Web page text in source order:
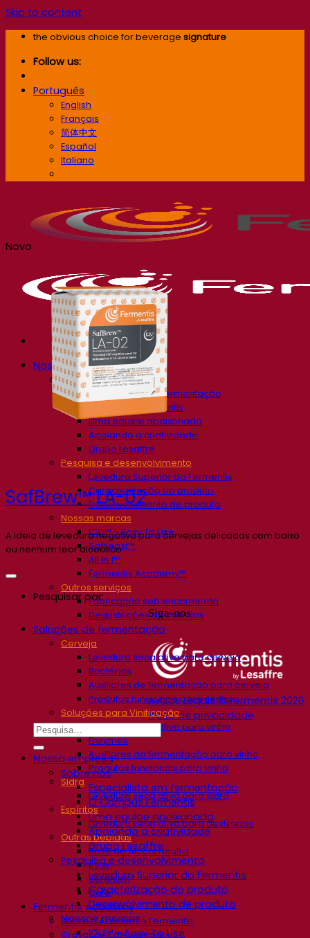
Skip to content
the obvious choice for beverage signature
Follow us:
Português
English
Français
简体中文
Español
Italiano
Nossa empresa
Sobre nós
Especialista em fermentação
O Campus Fermentis
Uma equipe apaixonada
Apoiando a criatividade
Grupo Lesaffre
Pesquisa e desenvolvimento
Levedura Superior da Fermentis
Caracterização do produto
Desenvolvimento de produto
Nossas marcas
E2U™ – Easy To Use
SafYeast™
All In 1™
Fermentis Academy™
Outros serviços
Fabricação sob encomenda
Degustações de bebidas
Soluções de fermentação
Cerveja
Levedura seca ativa para cerveja
Bactérias
Auxiliares de fermentação para cerveja
Produtos funcionais para cerveja
Soluções para Vinificação
Levedura seca ativa para vinho
Enzymes
Auxiliares de fermentação para vinho
Produtos funcionais para vinho
Sidra
Levedura seca ativa para sidra
Espíritos
Levedura seca ativa para destilados
Outras bebidas
Base de Álcool Neutro
Kvas
Sorghum
Café
Fermentis Academy
Sobre a Academia Fermentis
Gravações de webinars
Novo
SafBrew™ LA-02
A ideia de levedura negativa para cervejas delicadas com baixo
ou nenhum teor alcoólico.
Siga-nos
Avisos Legais © Fermentis 2026
Aviso de privacidade
Pesquisar por:
Nossa empresa
Sobre nós
Especialista em fermentação
O Campus Fermentis
Uma equipe apaixonada
Apoiando a criatividade
Grupo Lesaffre
Pesquisa e desenvolvimento
Levedura Superior da Fermentis
Caracterização do produto
Desenvolvimento de produto
Nossas marcas
E2U™ – Easy To Use